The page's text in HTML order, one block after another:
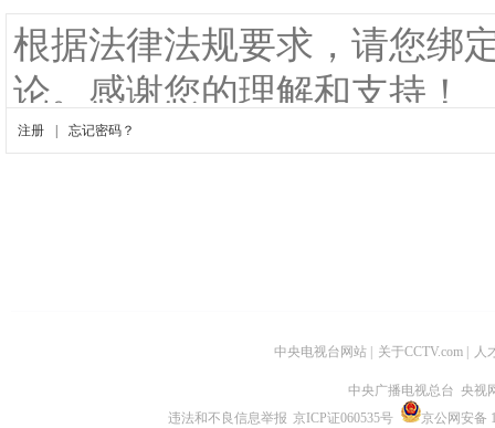
中央电视台网站 关于CCTV.com 人
中央广播电视总台 央视
违法和不良信息举报 京ICP证060535号
京公网安备